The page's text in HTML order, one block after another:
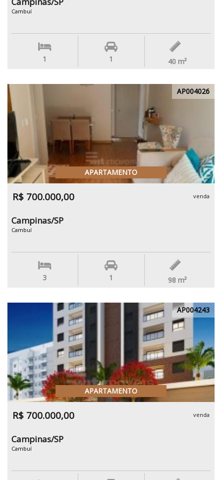
Cambuí
1 1 40 m²
AP004026
APARTAMENTO
R$ 700.000,00 venda
Campinas/SP
Cambuí
3 1 98 m²
AP004243
APARTAMENTO
R$ 700.000,00 venda
Campinas/SP
Cambuí